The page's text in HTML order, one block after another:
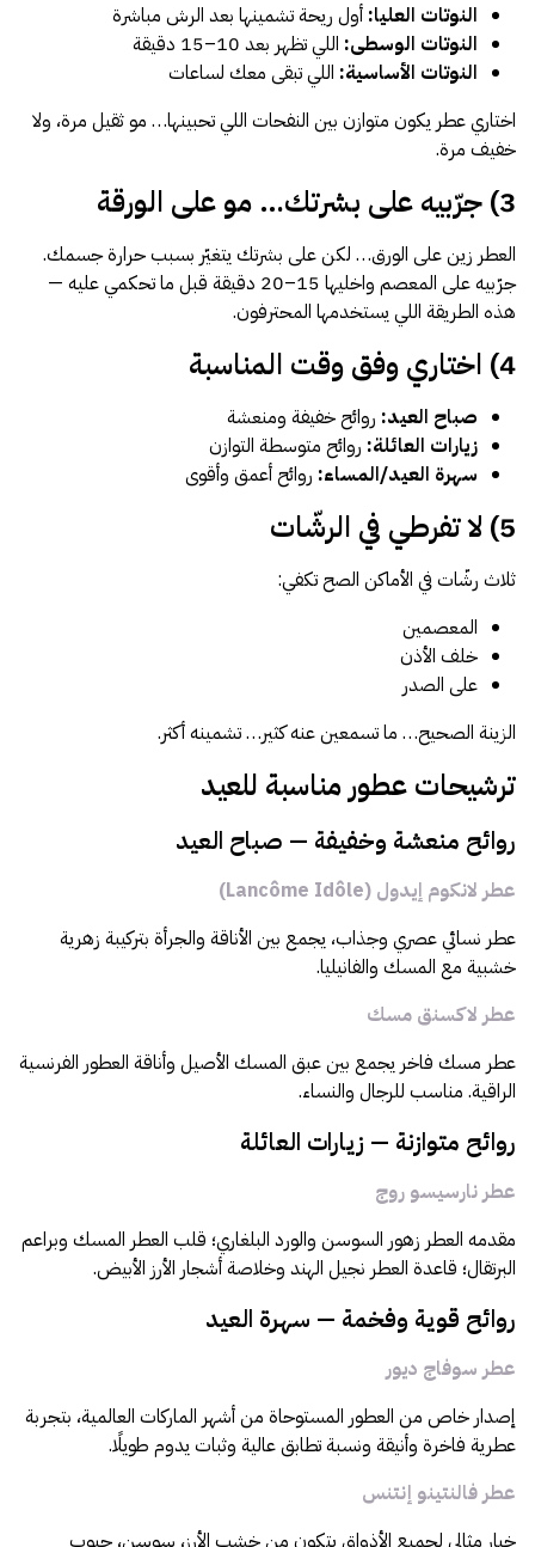
النوتات العليا: أول ريحة تشمينها بعد الرش مباشرة
النوتات الوسطى: اللي تظهر بعد 10–15 دقيقة
النوتات الأساسية: اللي تبقى معك لساعات
اختاري عطر يكون متوازن بين النفحات اللي تحبينها… مو ثقيل مرة، ولا
خفيف مرة.
3) جرّبيه على بشرتك… مو على الورقة
العطر زين على الورق… لكن على بشرتك يتغيّر بسبب حرارة جسمك.
جرّبيه على المعصم واخليها 15–20 دقيقة قبل ما تحكمي عليه —
هذه الطريقة اللي يستخدمها المحترفون.
4) اختاري وفق وقت المناسبة
صباح العيد: روائح خفيفة ومنعشة
زيارات العائلة: روائح متوسطة التوازن
سهرة العيد/المساء: روائح أعمق وأقوى
5) لا تفرطي في الرشّات
ثلاث رشّات في الأماكن الصح تكفي:
المعصمين
خلف الأذن
على الصدر
الزينة الصحيح… ما تسمعين عنه كثير… تشمينه أكثر.
ترشيحات عطور مناسبة للعيد
روائح منعشة وخفيفة — صباح العيد
عطر لانكوم إيدول (Lancôme Idôle)
عطر نسائي عصري وجذاب، يجمع بين الأناقة والجرأة بتركيبة زهرية
خشبية مع المسك والفانيليا.
عطر لاكسنق مسك
عطر مسك فاخر يجمع بين عبق المسك الأصيل وأناقة العطور الفرنسية
الراقية. مناسب للرجال والنساء.
روائح متوازنة — زيارات العائلة
عطر نارسيسو روج
مقدمه العطر زهور السوسن والورد البلغاري؛ قلب العطر المسك وبراعم
البرتقال؛ قاعدة العطر نجيل الهند وخلاصة أشجار الأرز الأبيض.
روائح قوية وفخمة — سهرة العيد
عطر سوفاج ديور
إصدار خاص من العطور المستوحاة من أشهر الماركات العالمية، بتجربة
عطرية فاخرة وأنيقة ونسبة تطابق عالية وثبات يدوم طويلًا.
عطر فالنتينو إنتنس
خيار مثالي لجميع الأذواق يتكون من خشب الأرز، سوسن، حبوب